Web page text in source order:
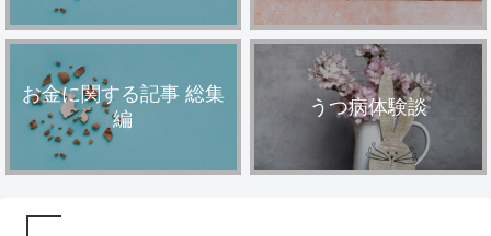
お金に関する記事 総集
編
うつ病体験談